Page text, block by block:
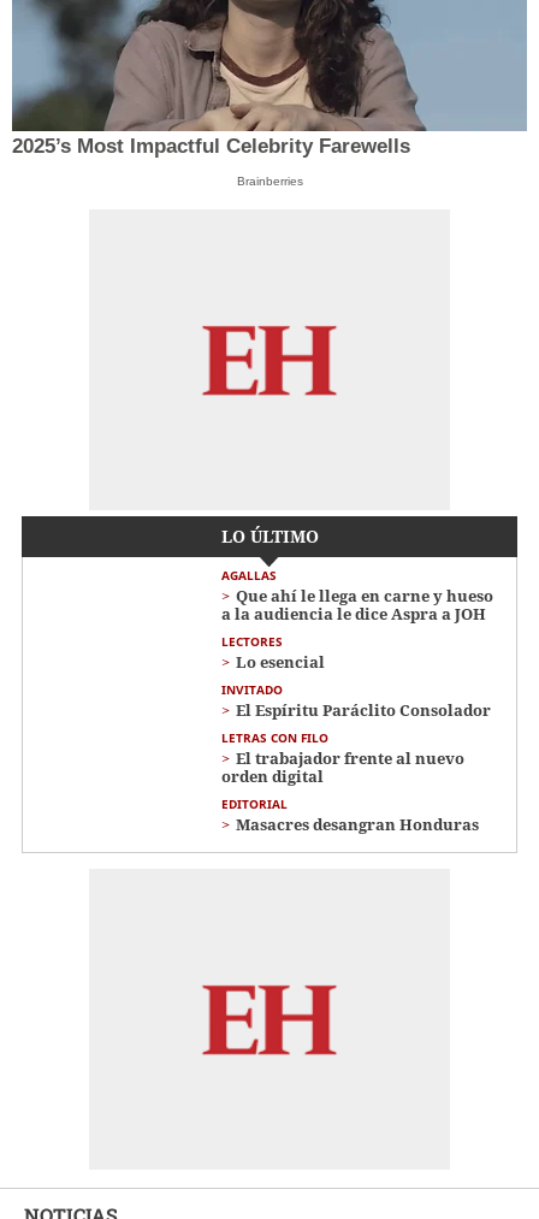
2025’s Most Impactful Celebrity Farewells
Brainberries
LO ÚLTIMO
AGALLAS
Que ahí le llega en carne y hueso
a la audiencia le dice Aspra a JOH
LECTORES
Lo esencial
INVITADO
El Espíritu Paráclito Consolador
LETRAS CON FILO
El trabajador frente al nuevo
orden digital
EDITORIAL
Masacres desangran Honduras